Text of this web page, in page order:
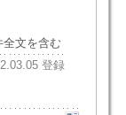
文を含む
登録